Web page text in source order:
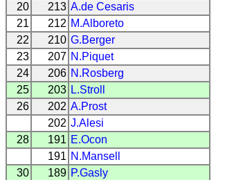
20
213 A.de Cesaris
21
212 M.Alboreto
22
210 G.Berger
23
207 N.Piquet
24
206 N.Rosberg
25
203 L.Stroll
26
202 A.Prost
202 J.Alesi
28
191 E.Ocon
191 N.Mansell
30
189 P.Gasly